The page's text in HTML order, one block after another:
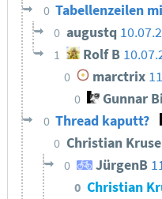
0 Tabellenzeilen
0 augustq
1 Rolf B
0 marctrix
0 Gunnar
0 Thread kaputt?
0 Christian Kruse
0 JürgenB
0 Christian